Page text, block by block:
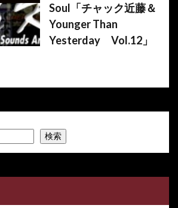
Soul「チャック近藤＆
Younger Than
Yesterday Vol.12」
検索